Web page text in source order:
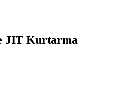
JIT Kurtarma